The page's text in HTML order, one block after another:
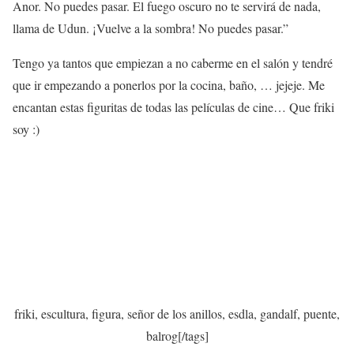
Anor. No puedes pasar. El fuego oscuro no te servirá de nada,
llama de Udun. ¡Vuelve a la sombra! No puedes pasar.”
Tengo ya tantos que empiezan a no caberme en el salón y tendré
que ir empezando a ponerlos por la cocina, baño, … jejeje. Me
encantan estas figuritas de todas las películas de cine… Que friki
soy :)
friki, escultura, figura, señor de los anillos, esdla, gandalf, puente,
balrog[/tags]